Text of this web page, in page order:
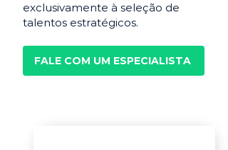
exclusivamente à seleção de
talentos estratégicos.
FALE COM UM ESPECIALISTA